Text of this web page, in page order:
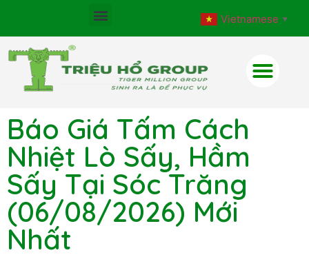
Vietnamese ▼
Báo Giá Tấm Cách
Nhiệt Lò Sấy, Hầm
Sấy Tại Sóc Trăng
(06/08/2026) Mới
Nhất